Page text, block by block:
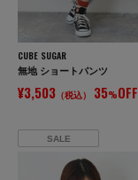
CUBE SUGAR
無地 ショートパンツ
¥3,503 （税込） 35%OFF
SALE